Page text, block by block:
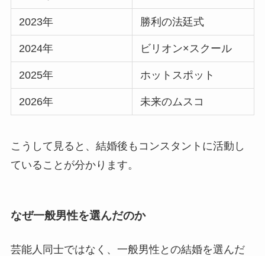
2023年 勝利の法廷式
2024年 ビリオン×スクール
2025年 ホットスポット
2026年 未来のムスコ
こうして見ると、結婚後もコンスタントに活動し
ていることが分かります。
なぜ一般男性を選んだのか
芸能人同士ではなく、一般男性との結婚を選んだ